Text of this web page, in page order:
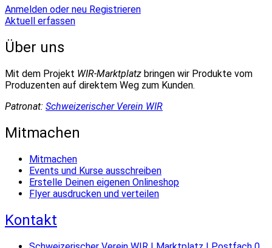
Anmelden oder neu Registrieren
Aktuell erfassen
Über uns
Mit dem Projekt WIR-Marktplatz bringen wir Produkte vom
Produzenten auf direktem Weg zum Kunden.
Patronat: Schweizerischer Verein WIR
Mitmachen
Mitmachen
Events und Kurse ausschreiben
Erstelle Deinen eigenen Onlineshop
Flyer ausdrucken und verteilen
Kontakt